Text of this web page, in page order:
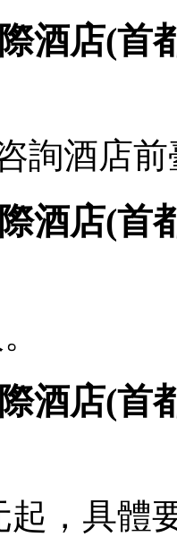
酒店(首
詢酒店前
酒店(首
酒店(首
起，具體